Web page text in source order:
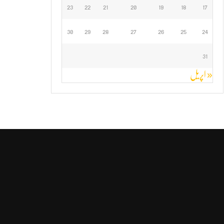
17
18
19
20
21
22
23
24
25
26
27
28
29
30
31
« اپریل